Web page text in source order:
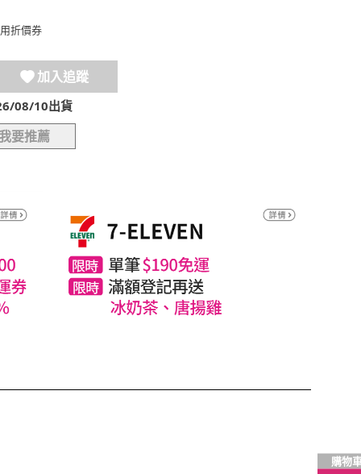
折價券
加入追蹤
08/10出貨
要推薦
購物